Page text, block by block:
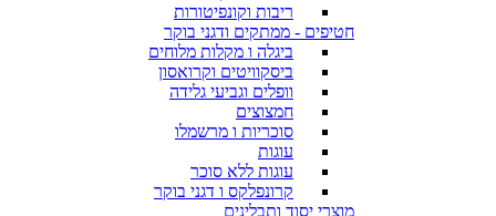
ריבות וקונפיטורות
חטיפים - ממתקים ודגני בוקר
ביגלה ו מקלות מלוחים
ביסקוויטים וקרואסון
וופלים וגביעי גלידה
חמצוצים
סוכריות ו מרשמלו
עוגות
עוגות ללא סוכר
קרונפלקס ו דגני בוקר
מוצרי יסוד ותבלינים